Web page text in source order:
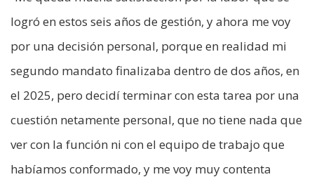
logró en estos seis años de gestión, y ahora me voy
por una decisión personal, porque en realidad mi
segundo mandato finalizaba dentro de dos años, en
el 2025, pero decidí terminar con esta tarea por una
cuestión netamente personal, que no tiene nada que
ver con la función ni con el equipo de trabajo que
habíamos conformado, y me voy muy contenta